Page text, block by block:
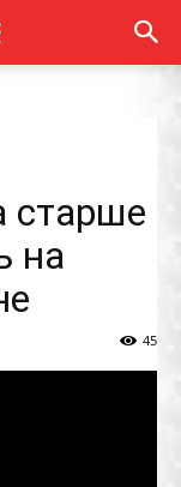
старше
на
45